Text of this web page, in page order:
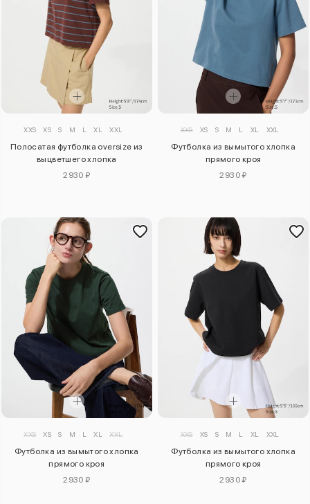
XXS XS S M L XL XXL
Полосатая футболка oversize из
выцветшего хлопка
2930 ₽
XXS XS S M L XL XXL
Футболка из вымытого хлопка
прямого кроя
2930 ₽
XXS XS S M L XL XXL
Футболка из вымытого хлопка
прямого кроя
2930 ₽
XXS XS S M L XL XXL
Футболка из вымытого хлопка
прямого кроя
2930 ₽